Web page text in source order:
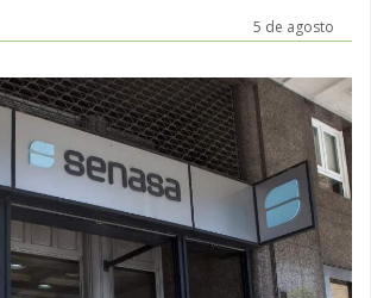
5 de agosto